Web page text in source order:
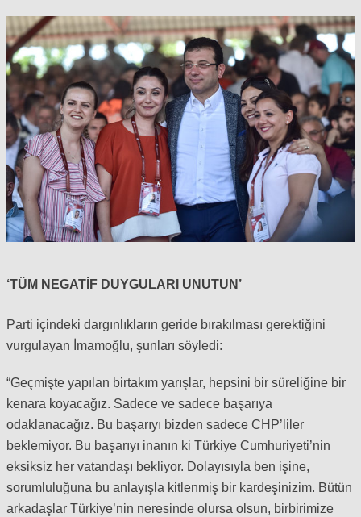
‘TÜM NEGATİF DUYGULARI UNUTUN’
Parti içindeki dargınlıkların geride bırakılması gerektiğini
vurgulayan İmamoğlu, şunları söyledi:
“Geçmişte yapılan birtakım yarışlar, hepsini bir süreliğine bir
kenara koyacağız. Sadece ve sadece başarıya
odaklanacağız. Bu başarıyı bizden sadece CHP’liler
beklemiyor. Bu başarıyı inanın ki Türkiye Cumhuriyeti’nin
eksiksiz her vatandaşı bekliyor. Dolayısıyla ben işine,
sorumluluğuna bu anlayışla kitlenmiş bir kardeşinizim. Bütün
arkadaşlar Türkiye’nin neresinde olursa olsun, birbirimize